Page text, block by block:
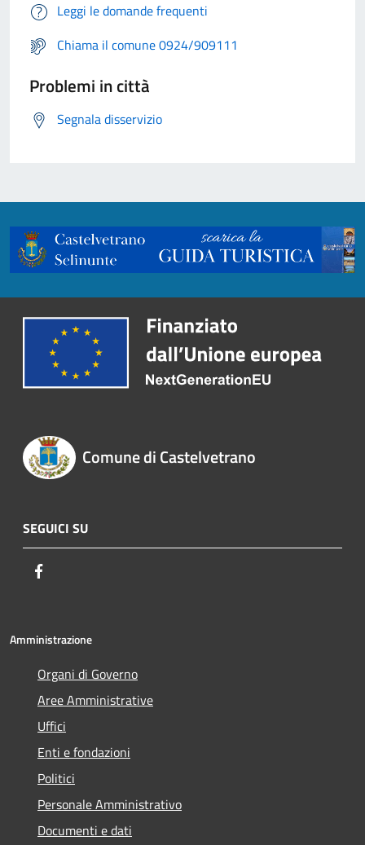
Leggi le domande frequenti
Chiama il comune 0924/909111
Problemi in città
Segnala disservizio
Comune di Castelvetrano
SEGUICI SU
Amministrazione
Organi di Governo
Aree Amministrative
Uffici
Enti e fondazioni
Politici
Personale Amministrativo
Documenti e dati